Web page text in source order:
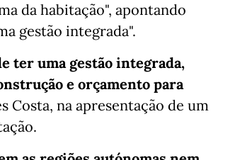
da habitação", apontando
gestão integrada".
ter uma gestão integrada,
e orçamento para
Costa, na apresentação de um